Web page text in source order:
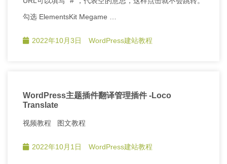
勾选 ElementsKit Megame …
2022年10月3日 WordPress建站教程
WordPress主题插件翻译管理插件 -Loco
Translate
视频教程 图文教程
2022年10月1日 WordPress建站教程